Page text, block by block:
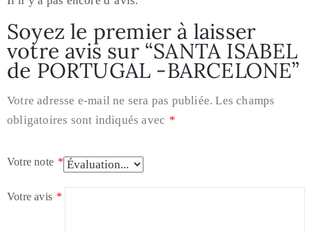
Soyez le premier à laisser
votre avis sur “SANTA ISABEL
de PORTUGAL -BARCELONE”
Votre adresse e-mail ne sera pas publiée. Les champs
obligatoires sont indiqués avec *
Votre note *
Votre avis *